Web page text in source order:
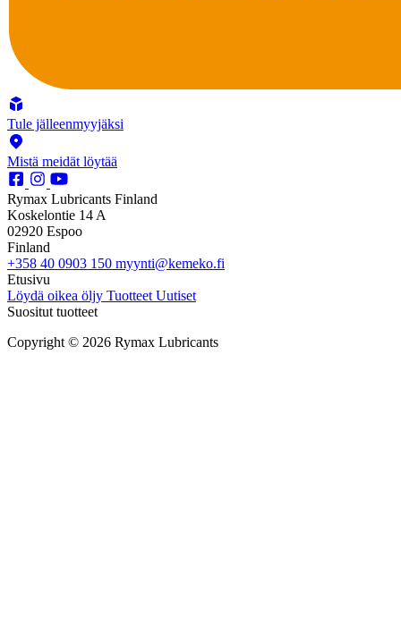
Tule jälleenmyyjäksi
Mistä meidät löytää
Rymax Lubricants Finland
Koskelontie 14 A
02920 Espoo
Finland
+358 40 0903 150 myynti@kemeko.fi
Etusivu
Löydä oikea öljy Tuotteet Uutiset
Suositut tuotteet
Copyright © 2026 Rymax Lubricants